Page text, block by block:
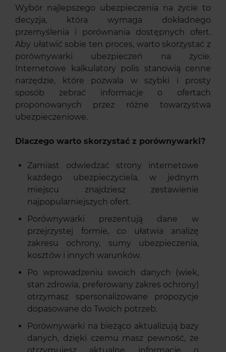
Wybór najlepszego ubezpieczenia na życie to
decyzja, która wymaga dokładnego
przemyślenia i porównania dostępnych ofert.
Aby ułatwić sobie ten proces, warto skorzystać z
porównywarki ubezpieczeń na życie.
Internetowe kalkulatory polis stanowią cenne
narzędzie, które pozwala w szybki i prosty
sposób zebrać informacje o ofertach
proponowanych przez różne towarzystwa
ubezpieczeniowe.
Dlaczego warto skorzystać z porównywarki?
Zamiast odwiedzać strony internetowe
każdego ubezpieczyciela, w jednym
miejscu znajdziesz zestawienie
najpopularniejszych ofert.
Porównywarki prezentują dane w
przejrzystej formie, co ułatwia analizę
zakresu ochrony, sumy ubezpieczenia,
kosztów i innych warunków.
Po wprowadzeniu swoich danych (wiek,
stan zdrowia, preferowany zakres ochrony)
otrzymasz spersonalizowane propozycje
dopasowane do Twoich potrzeb.
Porównywarki na bieżąco aktualizują bazy
danych, dzięki czemu masz pewność, że